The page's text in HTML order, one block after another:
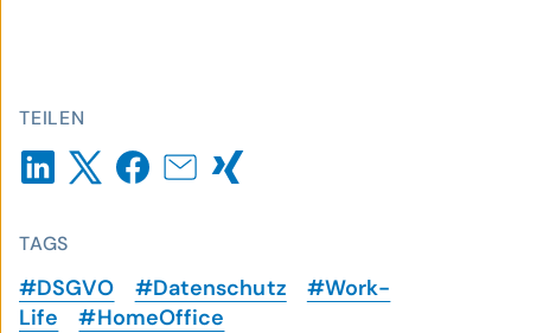
TEILEN
TAGS
#DSGVO #Datenschutz
#Work-
Life
#HomeOffice